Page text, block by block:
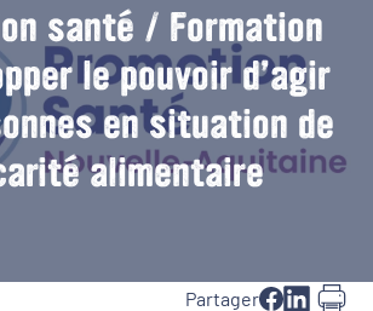
santé / Formation
le pouvoir d’agir
en situation de
alimentaire
Partager